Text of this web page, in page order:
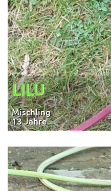
LILU
Mischling
13 Jahre